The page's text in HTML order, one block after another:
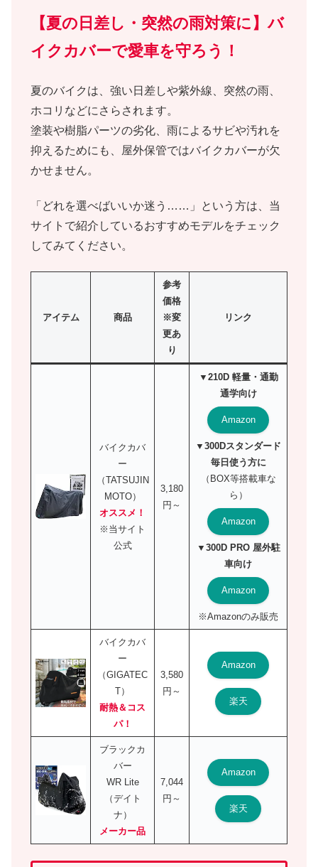
【夏の日差し・突然の雨対策に】バ
イクカバーで愛車を守ろう！
夏のバイクは、強い日差しや紫外線、突然の雨、
ホコリなどにさらされます。
塗装や樹脂パーツの劣化、雨によるサビや汚れを
抑えるためにも、屋外保管ではバイクカバーが欠
かせません。
「どれを選べばいいか迷う……」という方は、当
サイトで紹介しているおすすめモデルをチェック
してみてください。
アイテム 商品
参考
価格
※変
更あ
り
リンク
バイクカバ
ー
（TATSUJIN
MOTO）
オススメ！
※当サイト
公式
3,180
円～
▼210D 軽量・通勤
通学向け
Amazon
▼300Dスタンダード
毎日使う方に
（BOX等搭載車な
ら）
Amazon
▼300D PRO 屋外駐
車向け
Amazon
※Amazonのみ販売
バイクカバ
ー
（GIGATEC
T）
耐熱＆コス
パ！
3,580
円～
Amazon
楽天
ブラックカ
バー
WR Lite
（デイト
ナ）
メーカー品
7,044
円～
Amazon
楽天